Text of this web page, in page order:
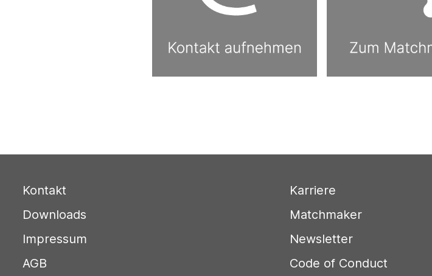
Kontakt
Downloads
Impressum
AGB
Karriere
Matchmaker
Newsletter
Code of Conduct